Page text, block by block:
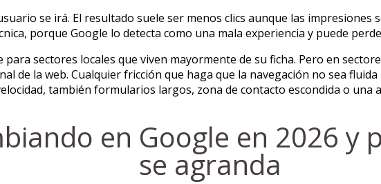
se irá. El resultado suele ser menos clics aunque las impresiones
porque Google lo detecta como una mala experiencia y puede
sectores locales que viven mayormente de su ficha. Pero en
de la web. Cualquier fricción que haga que la navegación no sea
también formularios largos, zona de contacto escondida o una
en Google en 2026 y
se agranda